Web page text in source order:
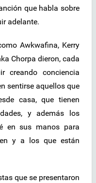
que habla sobre
adelante.
Awkwafina, Kerry
Chorpa dieron, cada
creando conciencia
sentirse aquellos que
casa, que tienen
y además los
en sus manos para
y a los que están
que se presentaron